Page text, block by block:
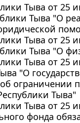
Тыва от 25
Тыва "О
Тыва от 25
Тыва "О
Тыва от 25
"О
ограничении
Тыва"
Тыва от 25
фонда